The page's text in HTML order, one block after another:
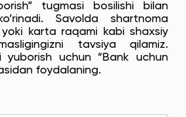
tugmasi bosilishi bilan
Savolda shartnoma
karta raqami kabi shaxsiy
tavsiya qilamiz.
yuborish uchun “Bank uchun
foydalaning.